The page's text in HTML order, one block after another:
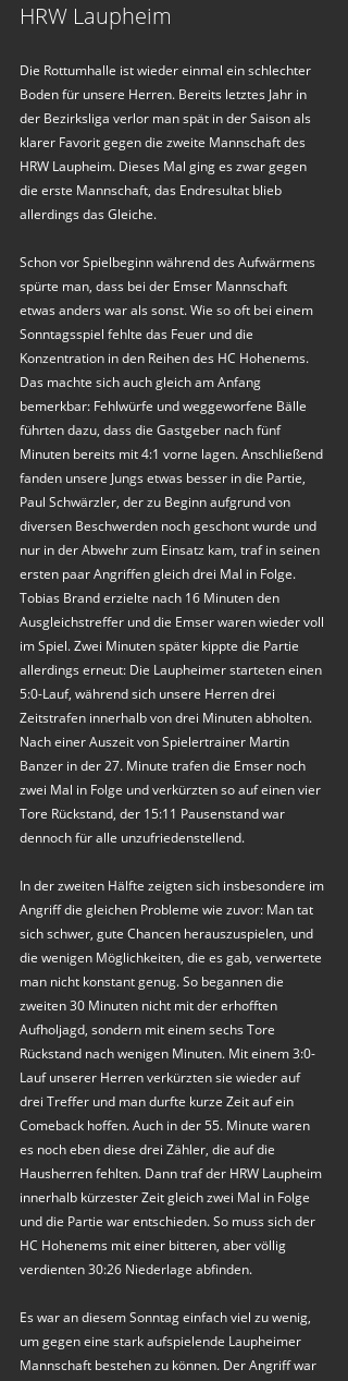
HRW Laupheim
Die Rottumhalle ist wieder einmal ein schlechter
Boden für unsere Herren. Bereits letztes Jahr in
der Bezirksliga verlor man spät in der Saison als
klarer Favorit gegen die zweite Mannschaft des
HRW Laupheim. Dieses Mal ging es zwar gegen
die erste Mannschaft, das Endresultat blieb
allerdings das Gleiche.
Schon vor Spielbeginn während des Aufwärmens
spürte man, dass bei der Emser Mannschaft
etwas anders war als sonst. Wie so oft bei einem
Sonntagsspiel fehlte das Feuer und die
Konzentration in den Reihen des HC Hohenems.
Das machte sich auch gleich am Anfang
bemerkbar: Fehlwürfe und weggeworfene Bälle
führten dazu, dass die Gastgeber nach fünf
Minuten bereits mit 4:1 vorne lagen. Anschließend
fanden unsere Jungs etwas besser in die Partie,
Paul Schwärzler, der zu Beginn aufgrund von
diversen Beschwerden noch geschont wurde und
nur in der Abwehr zum Einsatz kam, traf in seinen
ersten paar Angriffen gleich drei Mal in Folge.
Tobias Brand erzielte nach 16 Minuten den
Ausgleichstreffer und die Emser waren wieder voll
im Spiel. Zwei Minuten später kippte die Partie
allerdings erneut: Die Laupheimer starteten einen
5:0-Lauf, während sich unsere Herren drei
Zeitstrafen innerhalb von drei Minuten abholten.
Nach einer Auszeit von Spielertrainer Martin
Banzer in der 27. Minute trafen die Emser noch
zwei Mal in Folge und verkürzten so auf einen vier
Tore Rückstand, der 15:11 Pausenstand war
dennoch für alle unzufriedenstellend.
In der zweiten Hälfte zeigten sich insbesondere im
Angriff die gleichen Probleme wie zuvor: Man tat
sich schwer, gute Chancen herauszuspielen, und
die wenigen Möglichkeiten, die es gab, verwertete
man nicht konstant genug. So begannen die
zweiten 30 Minuten nicht mit der erhofften
Aufholjagd, sondern mit einem sechs Tore
Rückstand nach wenigen Minuten. Mit einem 3:0-
Lauf unserer Herren verkürzten sie wieder auf
drei Treffer und man durfte kurze Zeit auf ein
Comeback hoffen. Auch in der 55. Minute waren
es noch eben diese drei Zähler, die auf die
Hausherren fehlten. Dann traf der HRW Laupheim
innerhalb kürzester Zeit gleich zwei Mal in Folge
und die Partie war entschieden. So muss sich der
HC Hohenems mit einer bitteren, aber völlig
verdienten 30:26 Niederlage abfinden.
Es war an diesem Sonntag einfach viel zu wenig,
um gegen eine stark aufspielende Laupheimer
Mannschaft bestehen zu können. Der Angriff war